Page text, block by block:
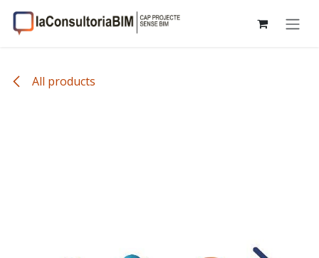
Skip to Content
All products